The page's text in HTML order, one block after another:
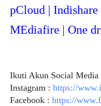
pCloud | Indishare
MEdiafire | One
Ikuti Akun Social Media
Instagram : https://
Facebook : https://